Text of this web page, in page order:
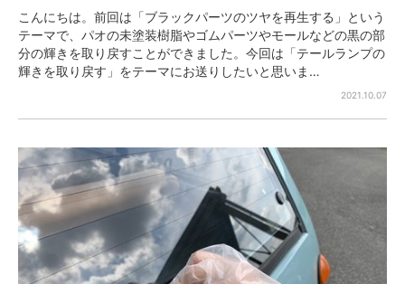
こんにちは。前回は「ブラックパーツのツヤを再生する」という
テーマで、パオの未塗装樹脂やゴムパーツやモールなどの黒の部
分の輝きを取り戻すことができました。今回は「テールランプの
輝きを取り戻す」をテーマにお送りしたいと思いま…
2021.10.07